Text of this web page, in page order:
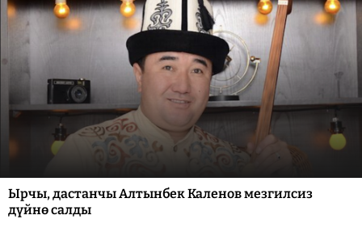
Ырчы, дастанчы Алтынбек Каленов мезгилсиз
дүйнө салды